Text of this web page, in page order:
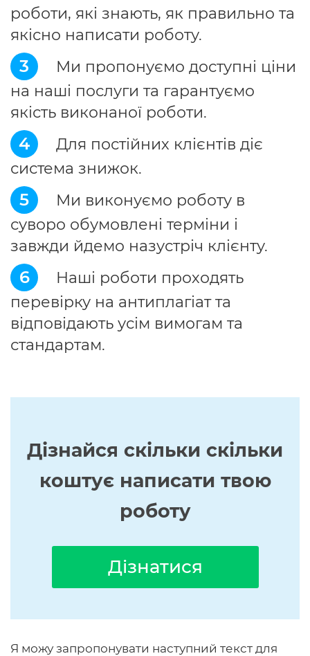
роботи, які знають, як правильно та
якісно написати роботу.
3
Ми пропонуємо доступні ціни
на наші послуги та гарантуємо
якість виконаної роботи.
4
Для постійних клієнтів діє
система знижок.
5
Ми виконуємо роботу в
суворо обумовлені терміни і
завжди йдемо назустріч клієнту.
6
Наші роботи проходять
перевірку на антиплагіат та
відповідають усім вимогам та
стандартам.
Дізнайся скільки скільки
коштує написати твою
роботу
Дізнатися
Я можу запропонувати наступний текст для